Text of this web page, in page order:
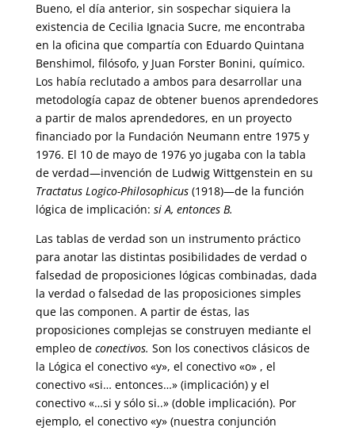
Bueno, el día anterior, sin sospechar siquiera la
existencia de Cecilia Ignacia Sucre, me encontraba
en la oficina que compartía con Eduardo Quintana
Benshimol, filósofo, y Juan Forster Bonini, químico.
Los había reclutado a ambos para desarrollar una
metodología capaz de obtener buenos aprendedores
a partir de malos aprendedores, en un proyecto
financiado por la Fundación Neumann entre 1975 y
1976. El 10 de mayo de 1976 yo jugaba con la tabla
de verdad—invención de Ludwig Wittgenstein en su
Tractatus Logico-Philosophicus(1918)—de la función
lógica de implicación: si A, entonces B.
Las tablas de verdad son un instrumento práctico
para anotar las distintas posibilidades de verdad o
falsedad de proposiciones lógicas combinadas, dada
la verdad o falsedad de las proposiciones simples
que las componen. A partir de éstas, las
proposiciones complejas se construyen mediante el
empleo de conectivos. Son los conectivos clásicos de
la Lógica el conectivo «y», el conectivo «o» , el
conectivo «si… entonces…» (implicación) y el
conectivo «…si y sólo si..» (doble implicación). Por
ejemplo, el conectivo «y» (nuestra conjunción